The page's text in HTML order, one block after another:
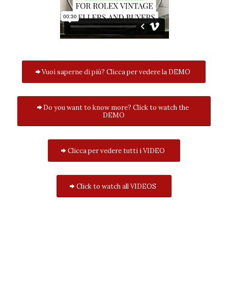
Vuoi saperne di più? Clicca per vedere la DEMO
Do you want to know more? Click to watch the
DEMO
Clicca per vedere tutti i VIDEO
Click to watch all VIDEOS